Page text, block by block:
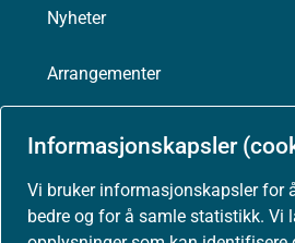
Informasjonskapsler
Vi bruker informasjonskapsler for
bedre og for å samle statistikk. Vi
Nyheter
Arrangementer
Presse